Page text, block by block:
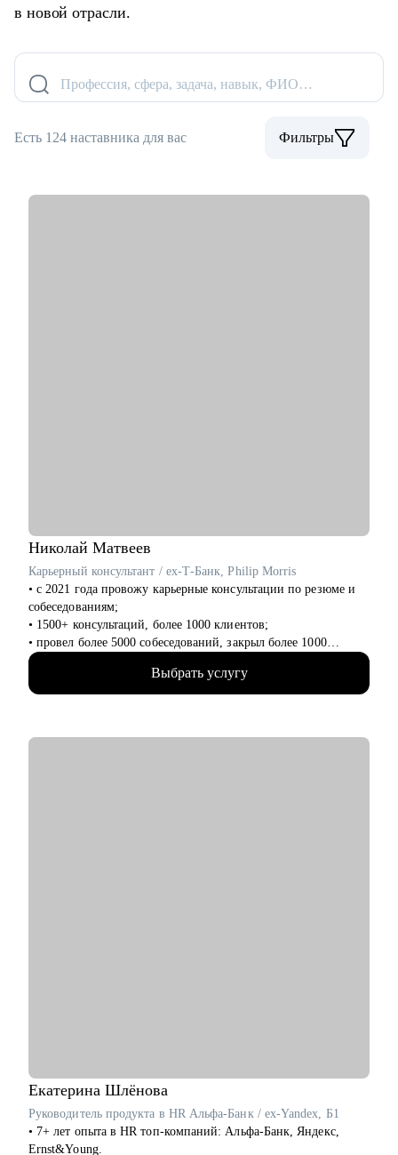
в новой отрасли.
Профессия, сфера, задача, навык, ФИО…
Есть 124 наставника для вас Фильтры
Николай Матвеев
Карьерный консультант / ex-Т-Банк, Philip Morris
• с 2021 года провожу карьерные консультации по резюме и
собеседованиям;
• 1500+ консультаций, более 1000 клиентов;
• провел более 5000 собеседований, закрыл более 1000
вакансий, в том числе и вакансии уровня СЕО-1;
• с нуля выстроил ротацию внутри Т-Банка;
• был первым HR проекта IQOS в России. Сформировал
Выбрать услугу
Екатерина Шлёнова
Руководитель продукта в HR Альфа-Банк / ex-Yandex, Б1
• 7+ лет опыта в HR топ-компаний: Альфа-Банк, Яндекс,
Ernst&Young.